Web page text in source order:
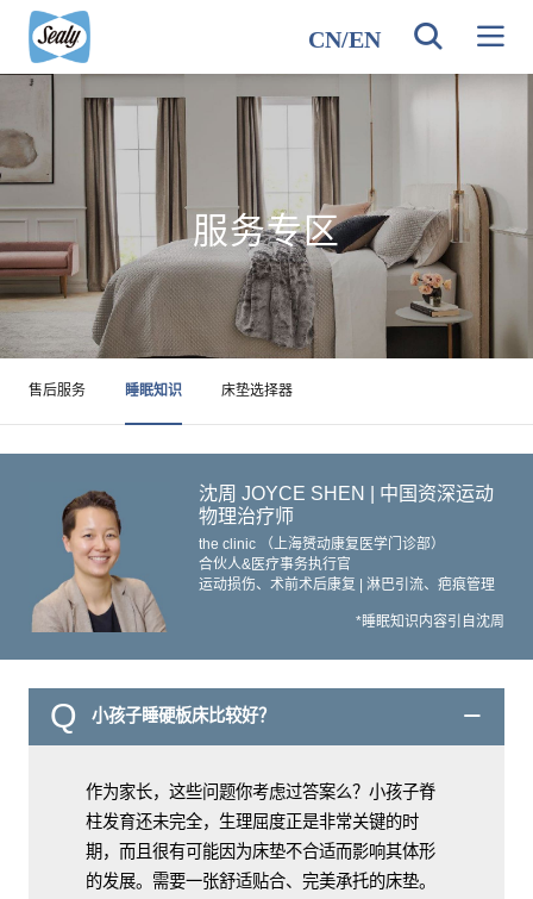
CN/EN
服务专区
售后服务 睡眠知识 床垫选择器
沈周 JOYCE SHEN | 中国资深运动
物理治疗师
the clinic （上海赟动康复医学门诊部）
合伙人&医疗事务执行官
运动损伤、术前术后康复 | 淋巴引流、疤痕管理
*睡眠知识内容引自沈周
Q 小孩子睡硬板床比较好？
作为家长，这些问题你考虑过答案么？小孩子脊
柱发育还未完全，生理屈度正是非常关键的时
期，而且很有可能因为床垫不合适而影响其体形
的发展。需要一张舒适贴合、完美承托的床垫。